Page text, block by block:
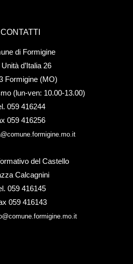
CONTATTI
di Formigine
d’Italia 26
Formigine (MO)
(lun-ven: 10.00-13.00)
059 416244
059 416256
del Castello
Calcagnini
059 416145
059 416143